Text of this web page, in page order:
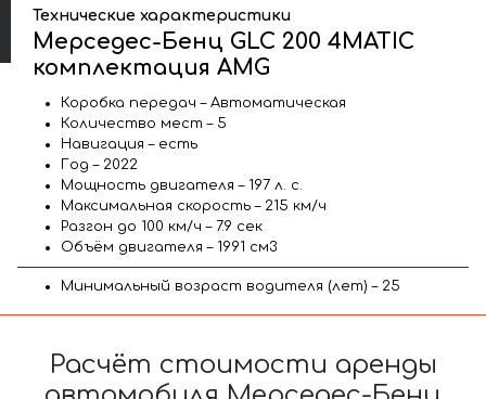
Технические характеристики
Мерседес-Бенц GLC 200 4MATIC
комплектация AMG
Коробка передач – Автоматическая
Количество мест – 5
Навигация – есть
Год – 2022
Мощность двигателя – 197 л. с.
Максимальная скорость – 215 км/ч
Разгон до 100 км/ч – 7.9 сек
Объём двигателя – 1991 см3
Минимальный возраст водителя (лет) – 25
Расчёт стоимости аренды